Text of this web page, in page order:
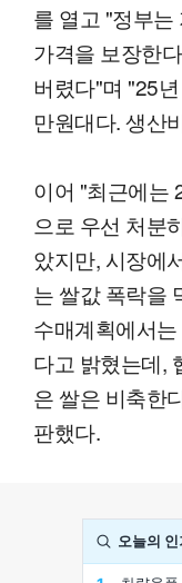
를 열고 "정부
가격을 보장한
버렸다"며 "25
만원대다. 생산
이어 "최근에는
으로 우선 처분
았지만, 시장에
는 쌀값 폭락을
수매계획에서
다고 밝혔는데,
은 쌀은 비축한
판했다.